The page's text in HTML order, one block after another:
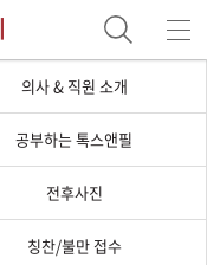
의사 & 직원 소개
공부하는 톡스앤필
전후사진
칭찬/불만 접수